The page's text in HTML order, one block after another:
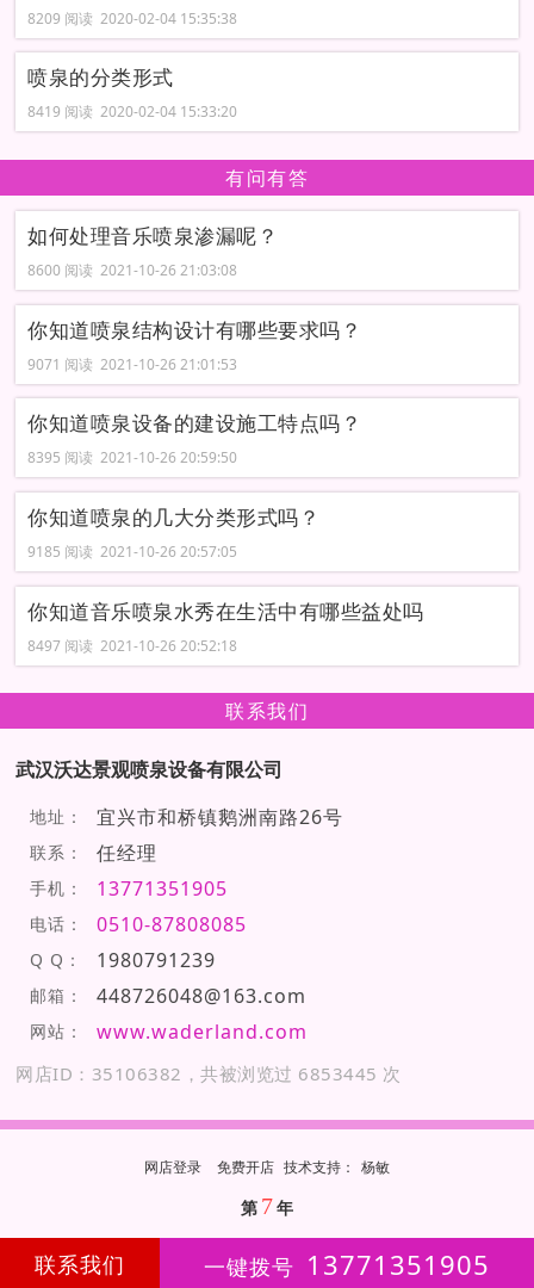
8209 阅读 2020-02-04 15:35:38
喷泉的分类形式
8419 阅读 2020-02-04 15:33:20
有问有答
如何处理音乐喷泉渗漏呢？
8600 阅读 2021-10-26 21:03:08
你知道喷泉结构设计有哪些要求吗？
9071 阅读 2021-10-26 21:01:53
你知道喷泉设备的建设施工特点吗？
8395 阅读 2021-10-26 20:59:50
你知道喷泉的几大分类形式吗？
9185 阅读 2021-10-26 20:57:05
你知道音乐喷泉水秀在生活中有哪些益处吗
8497 阅读 2021-10-26 20:52:18
联系我们
武汉沃达景观喷泉设备有限公司
地址： 宜兴市和桥镇鹅洲南路26号
联系： 任经理
手机： 13771351905
电话： 0510-87808085
Q Q： 1980791239
邮箱： 448726048@163.com
网站： www.waderland.com
网店ID：35106382，共被浏览过 6853445 次
网店登录 免费开店 技术支持 ： 杨敏
第 7年
联系我们 一键拨号 13771351905